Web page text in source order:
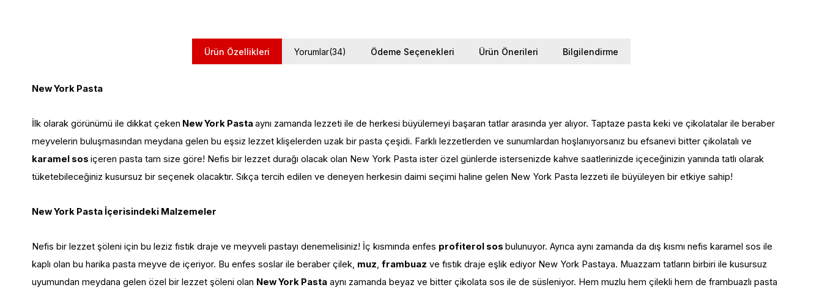
Ürün Özellikleri Yorumlar(34) Ödeme Seçenekleri Ürün Önerileri Bilgilendirme
New York Pasta
İlk olarak görünümü ile dikkat çeken New York Pastaaynı zamanda lezzeti ile de herkesi büyülemeyi başaran tatlar arasında yer alıyor. Taptaze pasta keki ve çikolatalar ile beraber
meyvelerin buluşmasından meydana gelen bu eşsiz lezzet klişelerden uzak bir pasta çeşidi. Farklı lezzetlerden ve sunumlardan hoşlanıyorsanız bu efsanevi bitter çikolatalı ve
karamel sos içeren pasta tam size göre! Nefis bir lezzet durağı olacak olan New York Pasta ister özel günlerde istersenizde kahve saatlerinizde içeceğinizin yanında tatlı olarak
tüketebileceğiniz kusursuz bir seçenek olacaktır. Sıkça tercih edilen ve deneyen herkesin daimi seçimi haline gelen New York Pasta lezzeti ile büyüleyen bir etkiye sahip!
New York Pasta İçerisindeki Malzemeler
Nefis bir lezzet şöleni için bu leziz fıstık draje ve meyveli pastayı denemelisiniz! İç kısmında enfes profiterol sos bulunuyor. Ayrıca aynı zamanda da dış kısmı nefis karamel sos ile
kaplı olan bu harika pasta meyve de içeriyor. Bu enfes soslar ile beraber çilek, muz, frambuaz ve fıstık draje eşlik ediyor New York Pastaya. Muazzam tatların birbiri ile kusursuz
uyumundan meydana gelen özel bir lezzet şöleni olan New York Pasta aynı zamanda beyaz ve bitter çikolata sos ile de süsleniyor. Hem muzlu hem çilekli hem de frambuazlı pasta